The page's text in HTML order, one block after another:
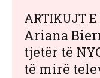
ARTIKUJT E
Ariana
tjetër të
të mirë